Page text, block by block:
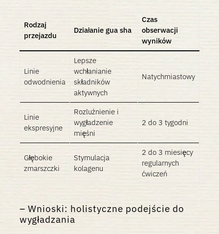
Rodzaj
przejazdu
Działanie gua sha
Czas
obserwacji
wyników
Linie
odwodnienia
Lepsze
wchłanianie
składników
aktywnych
Natychmiastowy
Linie
ekspresyjne
Rozluźnienie i
wygładzenie
mięśni
2 do 3 tygodni
Głębokie
zmarszczki
Stymulacja
kolagenu
2 do 3 miesięcy
regularnych
ćwiczeń
Wnioski: holistyczne podejście do
wygładzania